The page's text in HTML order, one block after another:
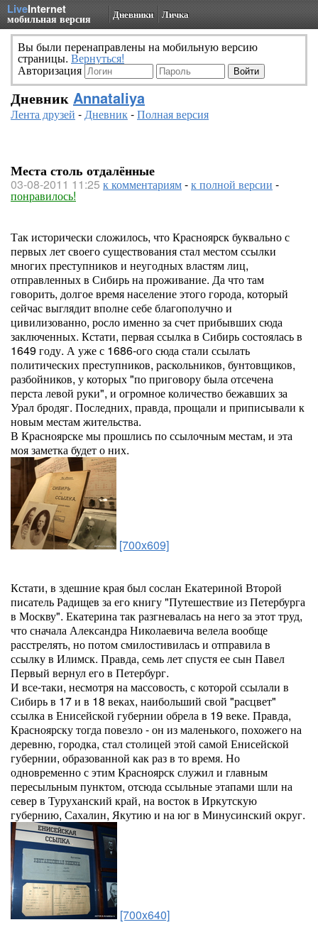
LiveInternet
мобильная версия Дневники Личка
Вы были перенаправлены на мобильную версию
страницы. Вернуться!
Авторизация
Дневник Annataliya
Лента друзей -Дневник-Полная версия
Места столь отдалённые
03-08-2011 11:25 к комментариям-к полной версии -
понравилось!
Так исторически сложилось, что Красноярск буквально с
первых лет своего существования стал местом ссылки
многих преступников и неугодных властям лиц,
отправленных в Сибирь на проживание. Да что там
говорить, долгое время население этого города, который
сейчас выглядит вполне себе благополучно и
цивилизованно, росло именно за счет прибывших сюда
заключенных. Кстати, первая ссылка в Сибирь состоялась в
1649 году. А уже с 1686-ого сюда стали ссылать
политических преступников, раскольников, бунтовщиков,
разбойников, у которых "по приговору была отсечена
перста левой руки", и огромное количество бежавших за
Урал бродяг. Последних, правда, прощали и приписывали к
новым местам жительства.
В Красноярске мы прошлись по ссылочным местам, и эта
моя заметка будет о них.
[700x609]
Кстати, в здешние края был сослан Екатериной Второй
писатель Радищев за его книгу "Путешествие из Петербурга
в Москву". Екатерина так разгневалась на него за этот труд,
что сначала Александра Николаевича велела вообще
расстрелять, но потом смилостивилась и отправила в
ссылку в Илимск. Правда, семь лет спустя ее сын Павел
Первый вернул его в Петербург.
И все-таки, несмотря на массовость, с которой ссылали в
Сибирь в 17 и в 18 веках, наибольший свой "расцвет"
ссылка в Енисейской губернии обрела в 19 веке. Правда,
Красноярску тогда повезло - он из маленького, похожего на
деревню, городка, стал столицей этой самой Енисейской
губернии, образованной как раз в то время. Но
одновременно с этим Красноярск служил и главным
пересыльным пунктом, отсюда ссыльные этапами шли на
север в Туруханский край, на восток в Иркутскую
губернию, Сахалин, Якутию и на юг в Минусинский округ.
[700x640]